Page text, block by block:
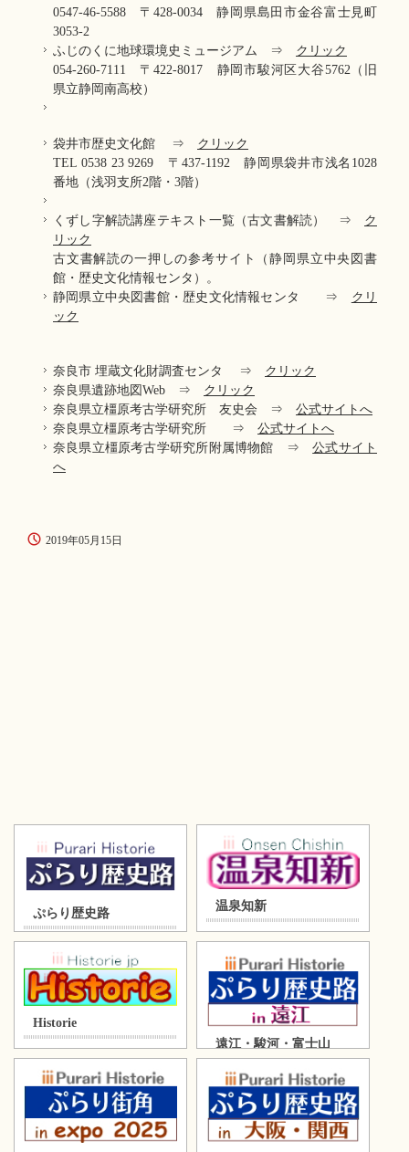
0547‐46‐5588 〒428-0034 静岡県島田市金谷富士見町
3053-2
ふじのくに地球環境史ミュージアム ⇒ クリック
054-260-7111 〒422-8017 静岡市駿河区大谷5762（旧
県立静岡南高校）
袋井市歴史文化館 ⇒ クリック
TEL 0538 23 9269 〒437-1192 静岡県袋井市浅名1028
番地（浅羽支所2階・3階）
くずし字解読講座テキスト一覧（古文書解読） ⇒ ク
リック
古文書解読の一押しの参考サイト（静岡県立中央図書
館・歴史文化情報センタ）。
静岡県立中央図書館・歴史文化情報センタ ⇒ クリ
ック
奈良市 埋蔵文化財調査センタ ⇒ クリック
奈良県遺跡地図Web ⇒ クリック
奈良県立橿原考古学研究所 友史会 ⇒ 公式サイトへ
奈良県立橿原考古学研究所 ⇒ 公式サイトへ
奈良県立橿原考古学研究所附属博物館 ⇒公式サイト
へ
2019年05月15日
ぷらり歴史路
温泉知新
Historie
遠江・駿河・富士山